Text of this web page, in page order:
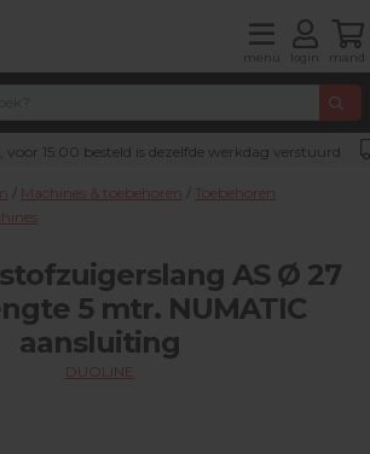
menu login mand
voor 15:00 besteld is dezelfde werkdag verstuurd
/ Machines & toebehoren / Toebehoren
AS Ø 27
5 mtr. NUMATIC
aansluiting
DUOLINE